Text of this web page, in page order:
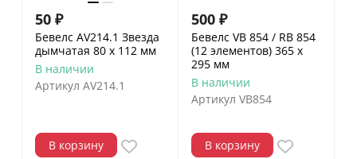
50 ₽
Бевелс AV214.1 Звезда
дымчатая 80 х 112 мм
В наличии
Артикул AV214.1
В корзину
500 ₽
Бевелс VB 854 / RB 854
(12 элементов) 365 х
295 мм
В наличии
Артикул VB854
В корзину